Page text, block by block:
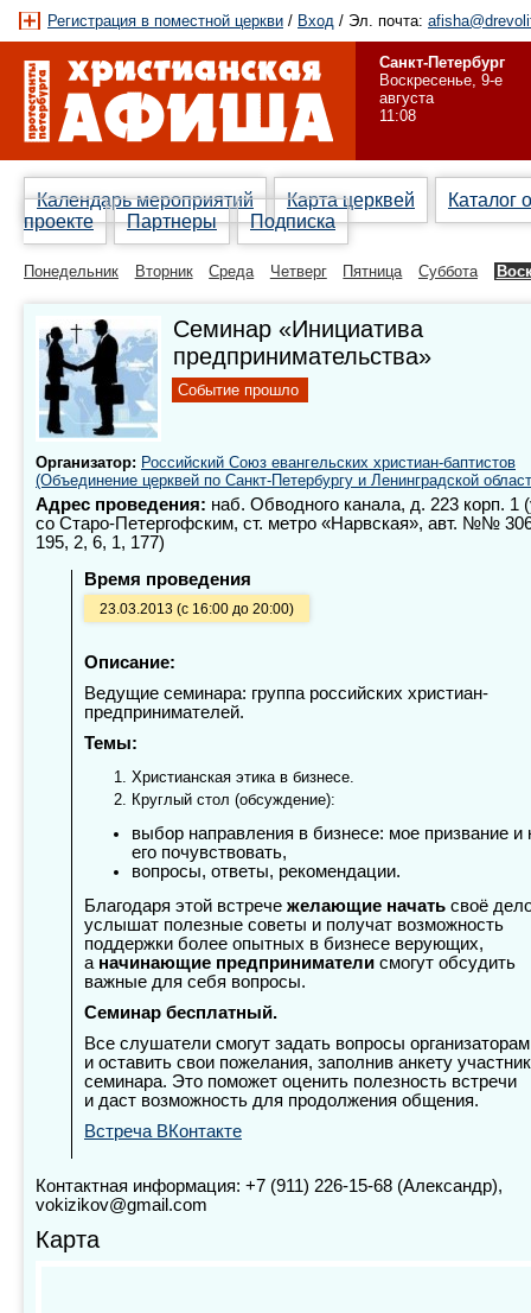
Регистрация в поместной церкви / Вход / Эл. почта:
Санкт-Петербург
Воскресенье, 9-е
августа
11:08
Календарь мероприятий Карта церквей
Каталог
проекте
Партнеры Подписка
Понедельник Вторник Среда Четверг Пятница Суббота
Семинар «Инициатива
предпринимательства»
Событие прошло
Организатор: Российский Союз евангельских христиан-баптистов
(Объединение церквей по Санкт-Петербургу и Ленинградской
Адрес проведения: наб. Обводного канала, д. 223 корп. 1
со Старо-Петергофским, ст. метро «Нарвская», авт. №№
195, 2, 6, 1, 177)
Время проведения
23.03.2013 (с 16:00 до 20:00)
Описание:
Ведущие семинара: группа российских христиан-
предпринимателей.
Темы:
Христианская этика в бизнесе.
Круглый стол (обсуждение):
выбор направления в бизнесе: мое призвание и
его почувствовать,
вопросы, ответы, рекомендации.
Благодаря этой встрече желающие начать своё
услышат полезные советы и получат возможность
поддержки более опытных в бизнесе верующих,
а начинающие предприниматели смогут обсудить
важные для себя вопросы.
Семинар бесплатный.
Все слушатели смогут задать вопросы организаторам
и оставить свои пожелания, заполнив анкету
семинара. Это поможет оценить полезность встречи
и даст возможность для продолжения общения.
Встреча ВКонтакте
Контактная информация: +7 (911) 226-15-68 (Александр),
vokizikov@gmail.com
Карта